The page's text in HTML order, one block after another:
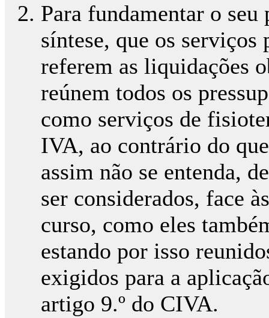
Para fundamentar o seu
síntese, que os serviços
referem as liquidações
reúnem todos os
como serviços de
IVA, ao contrário do
assim não se entenda,
ser considerados, face
curso, como eles
estando por isso
exigidos para a
artigo 9.º do CIVA.